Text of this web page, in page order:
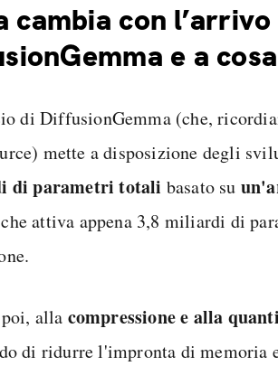
cambia con
e a
di DiffusionGemma (che,
mette a disposizione degli
di parametri totali basato su
attiva appena 3,8 miliardi di
alla compressione e alla
di ridurre l'impronta di memoria